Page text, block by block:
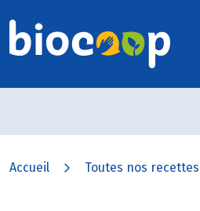
Accueil Toutes nos recettes